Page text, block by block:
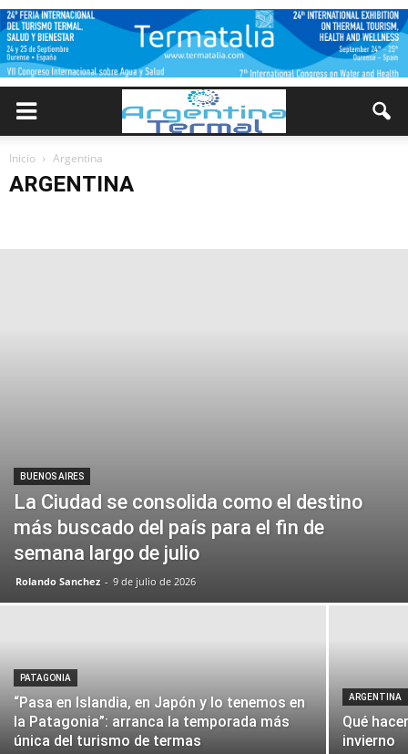
Inicio Argentina
ARGENTINA
BUENOS AIRES
La Ciudad se consolida como el destino
más buscado del país para el fin de
semana largo de julio
Rolando Sanchez - 9 de julio de 2026
PATAGONIA
“Pasa en Islandia, en Japón y lo tenemos en
la Patagonia”: arranca la temporada más
única del turismo de termas
ARGENTINA
Qué
invierno